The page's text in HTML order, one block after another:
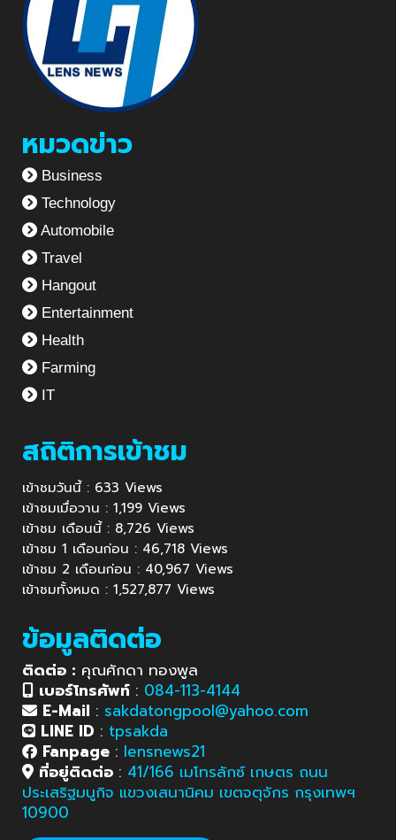
หมวดข่าว
Business
Technology
Automobile
Travel
Hangout
Entertainment
Health
Farming
IT
สถิติการเข้าชม
เข้าชมวันนี้ : 633 Views
เข้าชมเมื่อวาน : 1,199 Views
เข้าชม เดือนนี้ : 8,726 Views
เข้าชม 1 เดือนก่อน : 46,718 Views
เข้าชม 2 เดือนก่อน : 40,967 Views
เข้าชมทั้งหมด : 1,527,877 Views
ข้อมูลติดต่อ
ติดต่อ : คุณศักดา ทองพูล
เบอร์โทรศัพท์ : 084-113-4144
E-Mail : sakdatongpool@yahoo.com
LINE ID : tpsakda
Fanpage : lensnews21
ที่อยู่ติดต่อ : 41/166 เมโทรลักซ์ เกษตร ถนน
ประเสริฐมนูกิจ แขวงเสนานิคม เขตจตุจักร กรุงเทพฯ
10900